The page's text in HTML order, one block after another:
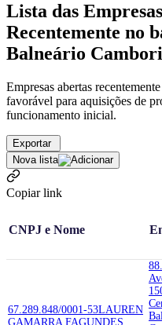
Lista das
Recentemente no
Balneário
Empresas abertas
favorável para aquisições de
funcionamento inicial.
Exportar
Nova lista
Copiar link
CNPJ e Nome
67.289.848/0001-53LAUREN
GAMARRA FAGUNDES